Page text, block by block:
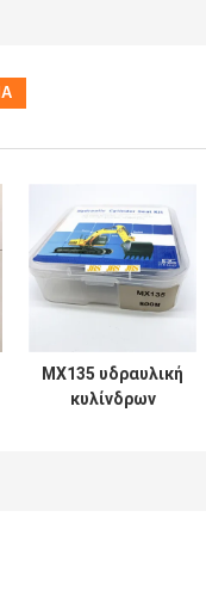
MX135 υδραυλική
κυλίνδρων